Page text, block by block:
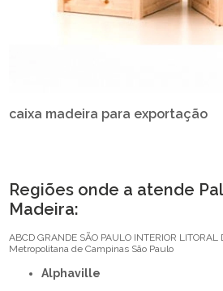
caixa madeira para exportação
Regiões onde a atende
Madeira:
ABCD GRANDE SÃO PAULO INTERIOR LITORAL
Metropolitana de Campinas São Paulo
Alphaville